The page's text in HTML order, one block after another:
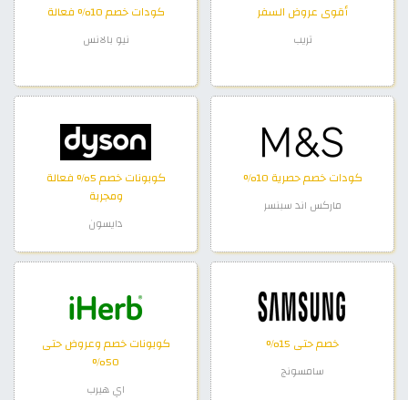
أقوى عروض السفر
تريب
كودات خصم 10% فعالة
نيو بالانس
كودات خصم حصرية 10%
ماركس اند سبنسر
كوبونات خصم 5% فعالة
ومجربة
دايسون
خصم حتى 15%
سامسونج
كوبونات خصم وعروض حتى
50%
اي هيرب